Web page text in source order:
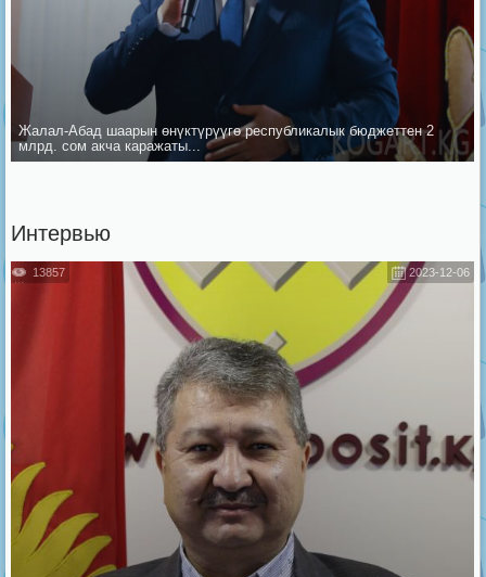
Жалал-Абад шаарын ѳнүктүрүүгѳ республикалык бюджеттен 2
млрд. сом акча каражаты...
Интервью
2023-12-06
13857